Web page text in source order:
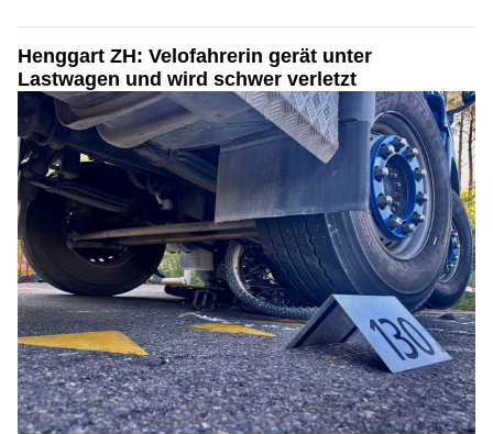
Henggart ZH: Velofahrerin gerät unter
Lastwagen und wird schwer verletzt